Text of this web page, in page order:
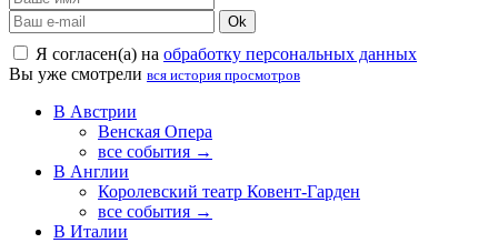
Ok
Я согласен(а) на обработку персональных данных
Вы уже смотрели вся история просмотров
В Австрии
Венская Опера
все события →
В Англии
Королевский театр Ковент-Гарден
все события →
В Италии